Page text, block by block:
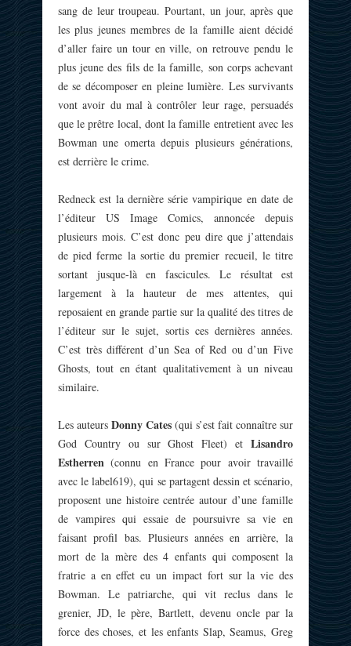
sang de leur troupeau. Pourtant, un jour, après que
les plus jeunes membres de la famille aient décidé
d’aller faire un tour en ville, on retrouve pendu le
plus jeune des fils de la famille, son corps achevant
de se décomposer en pleine lumière. Les survivants
vont avoir du mal à contrôler leur rage, persuadés
que le prêtre local, dont la famille entretient avec les
Bowman une omerta depuis plusieurs générations,
est derrière le crime.
Redneck est la dernière série vampirique en date de
l’éditeur US Image Comics, annoncée depuis
plusieurs mois. C’est donc peu dire que j’attendais
de pied ferme la sortie du premier recueil, le titre
sortant jusque-là en fascicules. Le résultat est
largement à la hauteur de mes attentes, qui
reposaient en grande partie sur la qualité des titres de
l’éditeur sur le sujet, sortis ces dernières années.
C’est très différent d’un Sea of Red ou d’un Five
Ghosts, tout en étant qualitativement à un niveau
similaire.
Les auteurs Donny Cates (qui s’est fait connaître sur
God Country ou sur Ghost Fleet) et Lisandro
Estherren (connu en France pour avoir travaillé
avec le label619), qui se partagent dessin et scénario,
proposent une histoire centrée autour d’une famille
de vampires qui essaie de poursuivre sa vie en
faisant profil bas. Plusieurs années en arrière, la
mort de la mère des 4 enfants qui composent la
fratrie a en effet eu un impact fort sur la vie des
Bowman. Le patriarche, qui vit reclus dans le
grenier, JD, le père, Bartlett, devenu oncle par la
force des choses, et les enfants Slap, Seamus, Greg